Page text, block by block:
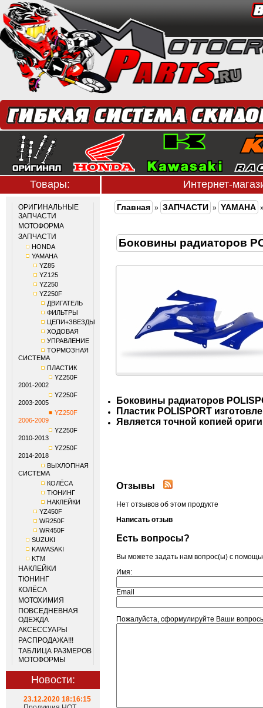
Товары: Интернет-
ОРИГИНАЛЬНЫЕ
ЗАПЧАСТИ
МОТОФОРМА
ЗАПЧАСТИ
HONDA
YAMAHA
YZ85
YZ125
YZ250
YZ250F
ДВИГАТЕЛЬ
ФИЛЬТРЫ
ЦЕПИ+ЗВЕЗДЫ
ХОДОВАЯ
УПРАВЛЕНИЕ
ТОРМОЗНАЯ
СИСТЕМА
ПЛАСТИК
YZ250F
2001-2002
YZ250F
2003-2005
YZ250F
2006-2009
YZ250F
2010-2013
YZ250F
2014-2018
ВЫХЛОПНАЯ
СИСТЕМА
КОЛЁСА
ТЮНИНГ
НАКЛЕЙКИ
YZ450F
WR250F
WR450F
SUZUKI
KAWASAKI
KTM
НАКЛЕЙКИ
ТЮНИНГ
КОЛЁСА
МОТОХИМИЯ
ПОВСЕДНЕВНАЯ
ОДЕЖДА
АКСЕССУАРЫ
РАСПРОДАЖА!!!
ТАБЛИЦА РАЗМЕРОВ
МОТОФОРМЫ
Новости:
23.12.2020 18:16:15
Главная » ЗАПЧАСТИ » YAMAHA
Боковины радиаторов
Боковины радиаторов
Пластик POLISPORT
Является точной копией
Отзывы
Нет отзывов об этом продукте
Написать отзыв
Есть вопросы?
Вы можете задать нам вопрос(ы) с
Имя:
Email
Пожалуйста, сформулируйте Ваши